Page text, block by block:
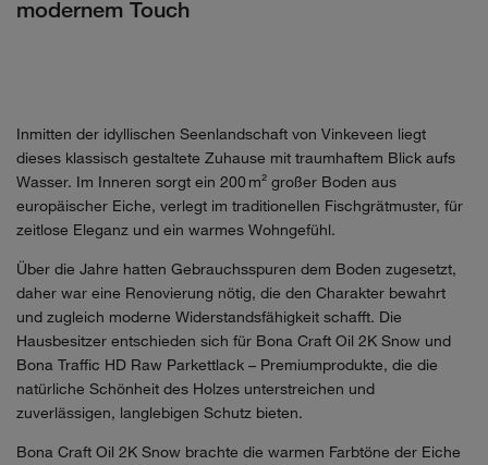
modernem Touch
Inmitten der idyllischen Seenlandschaft von Vinkeveen liegt
dieses klassisch gestaltete Zuhause mit traumhaftem Blick aufs
Wasser. Im Inneren sorgt ein 200 m² großer Boden aus
europäischer Eiche, verlegt im traditionellen Fischgrätmuster, für
zeitlose Eleganz und ein warmes Wohngefühl.
Über die Jahre hatten Gebrauchsspuren dem Boden zugesetzt,
daher war eine Renovierung nötig, die den Charakter bewahrt
und zugleich moderne Widerstandsfähigkeit schafft. Die
Hausbesitzer entschieden sich für Bona Craft Oil 2K Snow und
Bona Traffic HD Raw Parkettlack – Premiumprodukte, die die
natürliche Schönheit des Holzes unterstreichen und
zuverlässigen, langlebigen Schutz bieten.
Bona Craft Oil 2K Snow brachte die warmen Farbtöne der Eiche